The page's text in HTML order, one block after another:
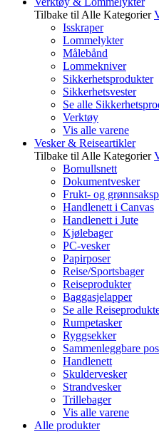
Tilbake til Alle Kategorier
Isskraper
Lommelykter
Målebånd
Lommekniver
Sikkerhetsprodukter
Sikkerhetsvester
Se alle
Verktøy
Vis alle varene
Vesker & Reiseartikler
Tilbake til Alle Kategorier
Bomullsnett
Dokumentvesker
Frukt- og
Handlenett i Canvas
Handlenett i Jute
Kjølebager
PC-vesker
Papirposer
Reise/Sportsbager
Reiseprodukter
Baggasjelapper
Se alle
Rumpetasker
Ryggsekker
Sammenleggbare
Handlenett
Skuldervesker
Strandvesker
Trillebager
Vis alle varene
Alle produkter